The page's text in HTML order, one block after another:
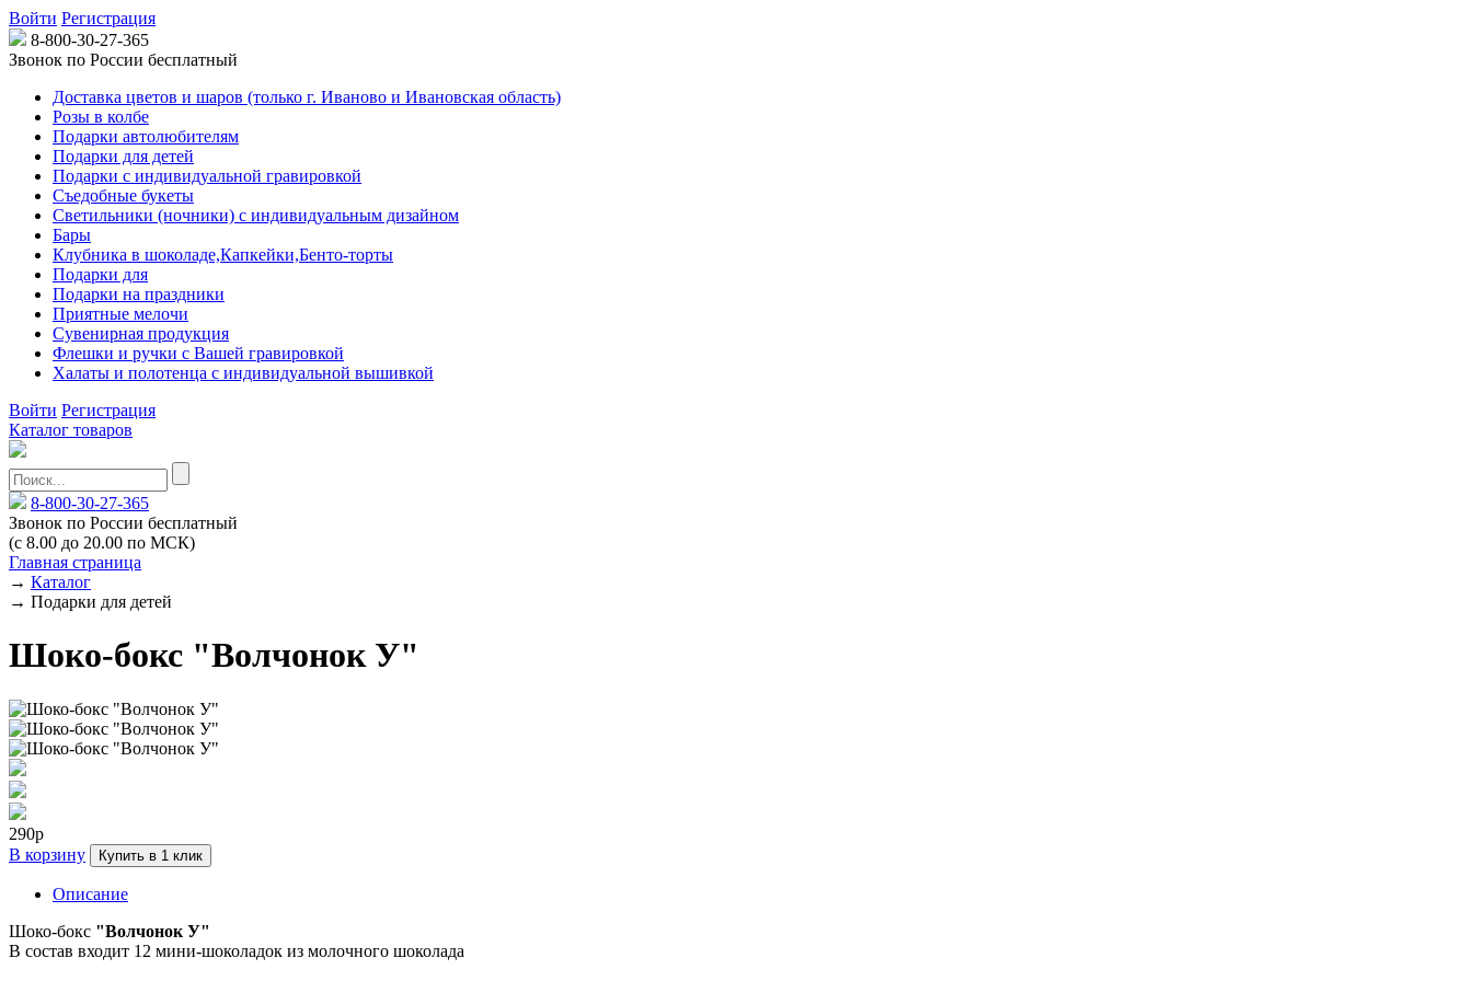
Войти Регистрация
8-800-30-27-365
Звонок по России бесплатный
Доставка цветов и шаров (только г. Иваново и Ивановская область)
Розы в колбе
Подарки автолюбителям
Подарки для детей
Подарки с индивидуальной гравировкой
Съедобные букеты
Светильники (ночники) с индивидуальным дизайном
Бары
Клубника в шоколаде,Капкейки,Бенто-торты
Подарки для
Подарки на праздники
Приятные мелочи
Сувенирная продукция
Флешки и ручки с Вашей гравировкой
Халаты и полотенца с индивидуальной вышивкой
Войти Регистрация
Каталог товаров
8-800-30-27-365
Звонок по России бесплатный
(с 8.00 до 20.00 по МСК)
Главная страница
→ Каталог
→ Подарки для детей
Шоко-бокс "Волчонок У"
290р
В корзину
Купить в 1 клик
Описание
Шоко-бокс "Волчонок У"
В состав входит 12 мини-шоколадок из молочного шоколада